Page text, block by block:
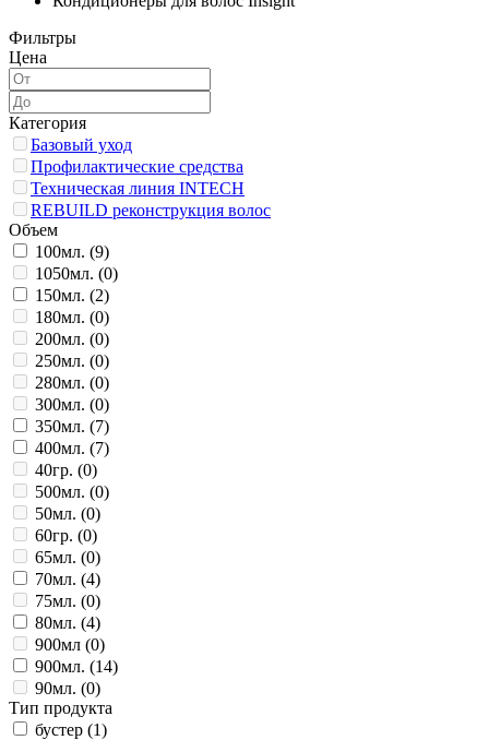
Фильтры
Цена
Категория
Базовый уход
Профилактические средства
Техническая линия INTECH
REBUILD реконструкция волос
Объем
100мл. (9)
1050мл. (0)
150мл. (2)
180мл. (0)
200мл. (0)
250мл. (0)
280мл. (0)
300мл. (0)
350мл. (7)
400мл. (7)
40гр. (0)
500мл. (0)
50мл. (0)
60гр. (0)
65мл. (0)
70мл. (4)
75мл. (0)
80мл. (4)
900мл (0)
900мл. (14)
90мл. (0)
Тип продукта
бустер (1)